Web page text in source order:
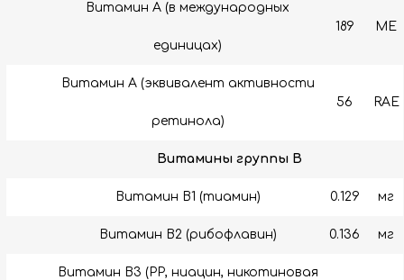
Витамин А (в международных
единицах)
189 МЕ
Витамин А (эквивалент активности
ретинола)
56 RAE
Витамины группы B
Витамин B1 (тиамин) 0.129 мг
Витамин B2 (рибофлавин) 0.136 мг
Витамин B3 (РР, ниацин, никотиновая